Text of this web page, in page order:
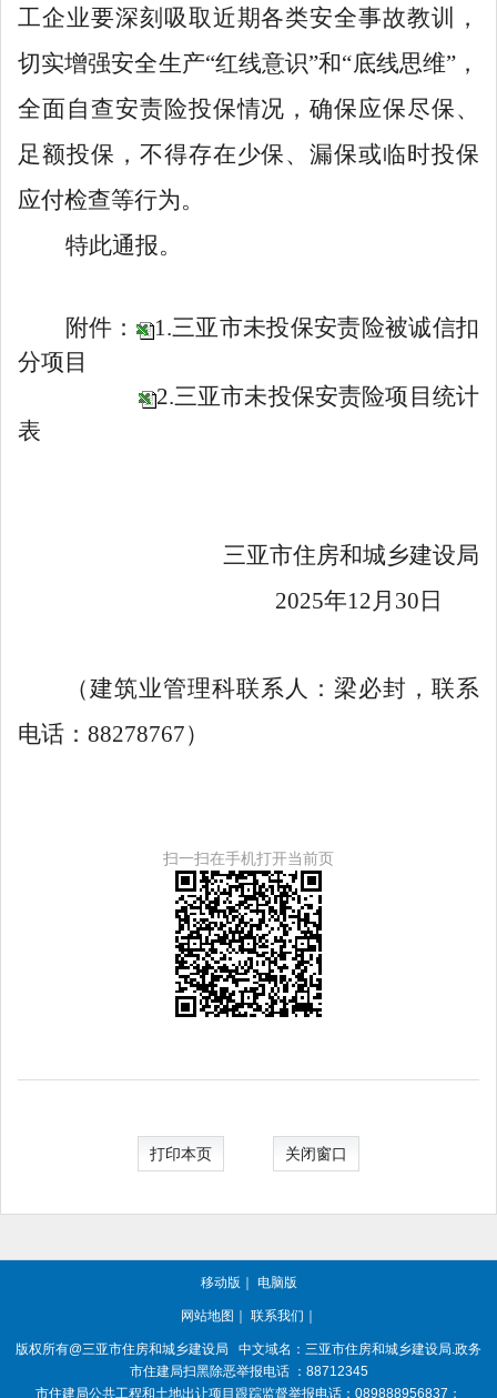
工企业要深刻吸取近期各类安全事故教训，
切实增强安全生产“红线意识”和“底线思维”，
全面自查安责险投保情况，确保应保尽保、
足额投保，不得存在少保、漏保或临时投保
应付检查等行为。
特此通报。
附件：
1.三亚市未投保安责险被诚信扣
分项目
2.三亚市未投保安责险项目统计
表
三亚市住房和城乡建设局
2025年12 月 30 日
（建筑业管理科联系人： 梁必封 ，联系
电话： 88278767）
扫一扫在手机打开当前页
打印本页 关闭窗口
移动版 ｜ 电脑版
网站地图 ｜ 联系我们 ｜
版权所有@三亚市住房和城乡建设局
中文域名：三亚市住房和城乡建设局.政务
市住建局扫黑除恶举报电话 ：88712345
市住建局公共工程和土地出让项目跟踪监督举报电话：089888956837；